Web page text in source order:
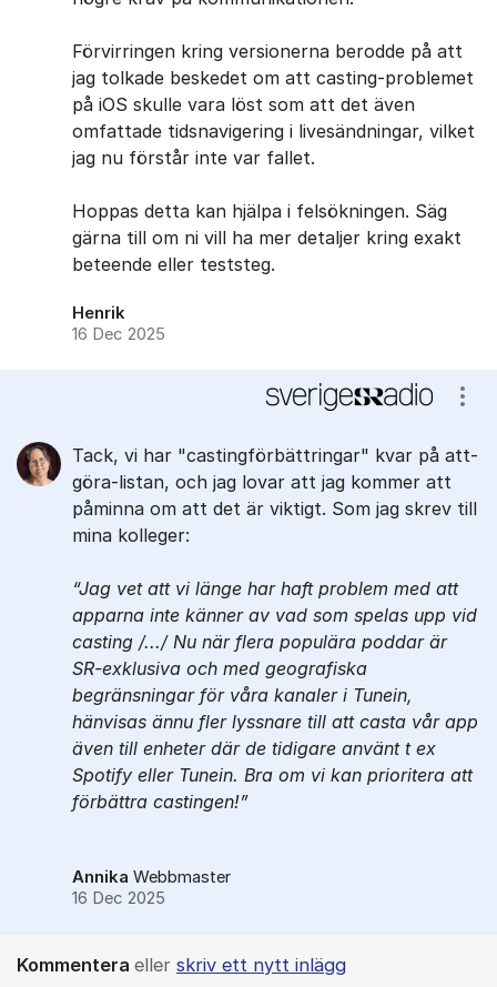
Förvirringen kring versionerna berodde på att
jag tolkade beskedet om att casting-problemet
på iOS skulle vara löst som att det även
omfattade tidsnavigering i livesändningar, vilket
jag nu förstår inte var fallet.
Hoppas detta kan hjälpa i felsökningen. Säg
gärna till om ni vill ha mer detaljer kring exakt
beteende eller teststeg.
Henrik
16 Dec 2025
Tack, vi har "castingförbättringar" kvar på att-
göra-listan, och jag lovar att jag kommer att
påminna om att det är viktigt. Som jag skrev till
mina kolleger:
Jag vet att vi länge har haft problem med att
apparna inte känner av vad som spelas upp vid
casting /.../ Nu när flera populära poddar är
SR-exklusiva och med geografiska
begränsningar för våra kanaler i Tunein,
hänvisas ännu fler lyssnare till att casta vår app
även till enheter där de tidigare använt t ex
Spotify eller Tunein. Bra om vi kan prioritera att
förbättra castingen!
Annika Webbmaster
16 Dec 2025
Kommentera eller skriv ett nytt inlägg